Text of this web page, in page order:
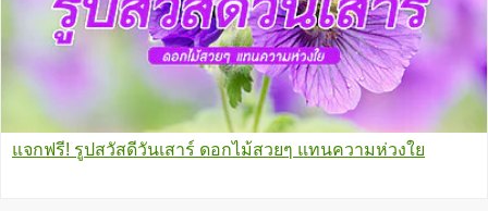
แจกฟรี! รูปสวัสดีวันเสาร์ ดอกไม้สวยๆ แทนความห่วงใย